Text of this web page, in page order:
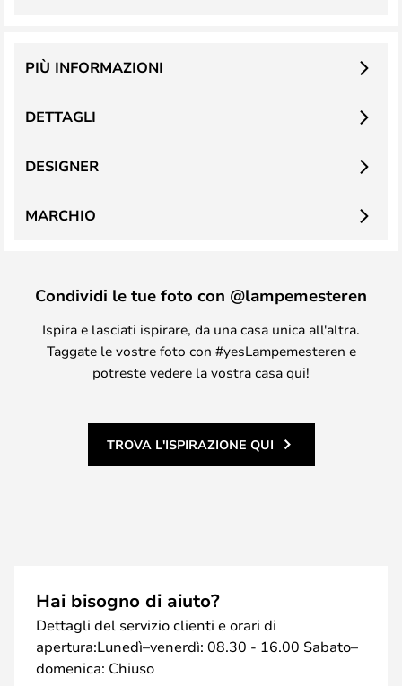
DETTAGLI
PIÙ INFORMAZIONI
DESIGNER
MARCHIO
Condividi le tue foto con @lampemesteren
Ispira e lasciati ispirare, da una casa unica all'altra.
Taggate le vostre foto con #yesLampemesteren e
potreste vedere la vostra casa qui!
TROVA L'ISPIRAZIONE QUI
Hai bisogno di aiuto?
Dettagli del servizio clienti e orari di
apertura:Lunedì–venerdì: 08.30 - 16.00 Sabato–
domenica: Chiuso